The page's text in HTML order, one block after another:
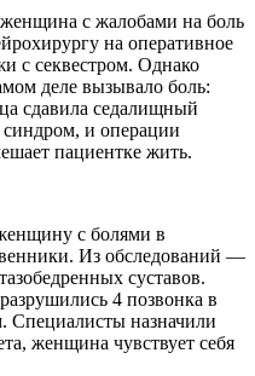
с жалобами на боль
на оперативное
с секвестром. Однако
деле вызывало боль:
сдавила седалищный
и операции
пациентке жить.
с болями в
Из обследований —
суставов.
4 позвонка в
Специалисты назначили
женщина чувствует себя